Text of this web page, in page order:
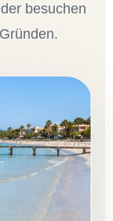
besuchen